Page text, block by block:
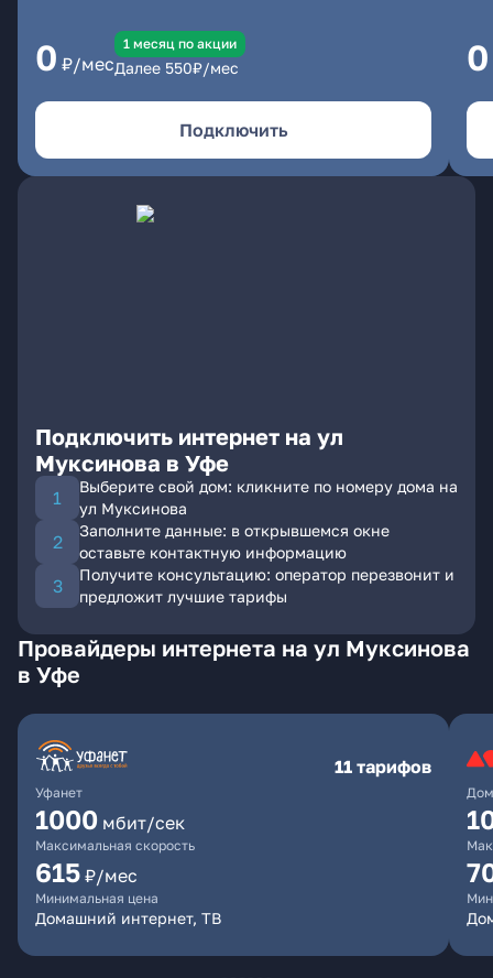
0 ₽/мес
1 месяц по акции
Далее 550₽/мес
Подключить
0
Подключить интернет на ул
Муксинова в Уфе
Выберите свой дом: кликните по номеру дома на
ул Муксинова
Заполните данные: в открывшемся окне
оставьте контактную информацию
Получите консультацию: оператор перезвонит и
предложит лучшие тарифы
Провайдеры интернета на ул Муксинова
в Уфе
Уфанет
11 тарифов
1000 мбит/сек
Максимальная скорость
615 ₽/мес
Минимальная цена
Домашний интернет, ТВ